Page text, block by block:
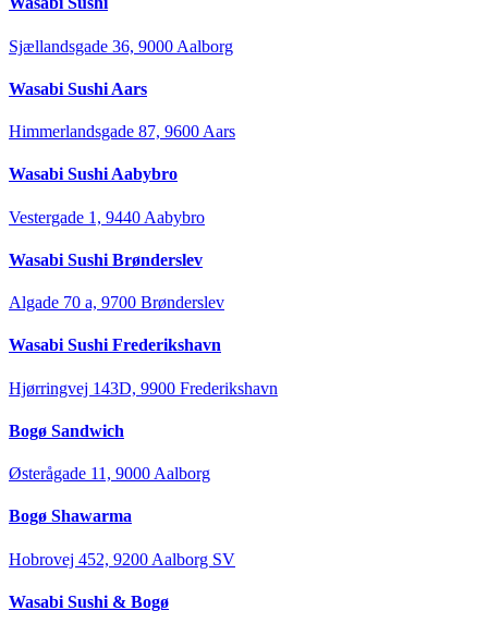
Sjællandsgade 36, 9000 Aalborg
Wasabi Sushi Aars
Himmerlandsgade 87, 9600 Aars
Wasabi Sushi Aabybro
Vestergade 1, 9440 Aabybro
Wasabi Sushi Brønderslev
Algade 70 a, 9700 Brønderslev
Wasabi Sushi Frederikshavn
Hjørringvej 143D, 9900 Frederikshavn
Bogø Sandwich
Østerågade 11, 9000 Aalborg
Bogø Shawarma
Hobrovej 452, 9200 Aalborg SV
Wasabi Sushi & Bogø